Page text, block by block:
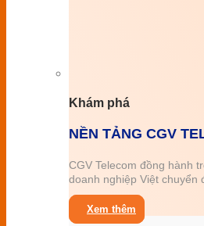
Khám phá
NỀN TẢNG CGV
CGV Telecom đồng hành
doanh nghiệp Việt chuyển
Xem thêm